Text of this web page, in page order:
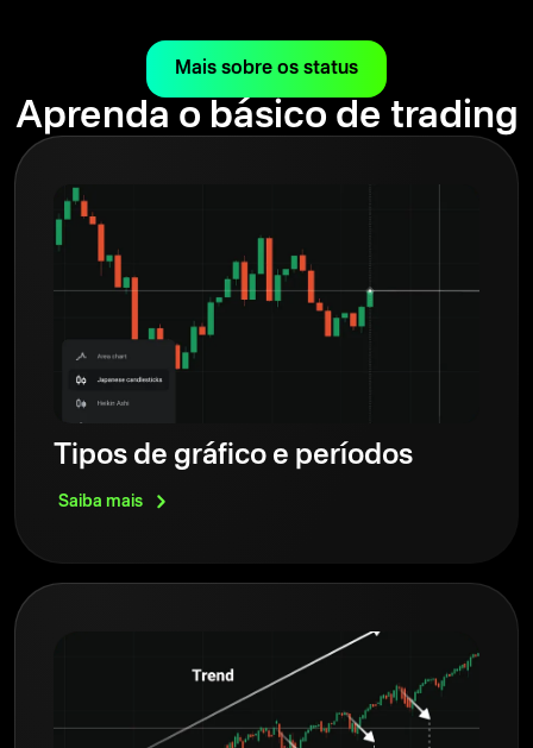
Mais sobre os status
Aprenda o básico de trading
Tipos de gráfico e períodos
Saiba mais